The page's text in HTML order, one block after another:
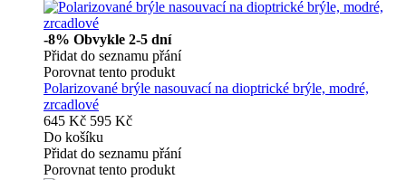
-8% Obvykle 2-5 dní
Přidat do seznamu přání
Porovnat tento produkt
Polarizované brýle nasouvací na dioptrické brýle, modré,
zrcadlové
645 Kč 595 Kč
Do košíku
Přidat do seznamu přání
Porovnat tento produkt